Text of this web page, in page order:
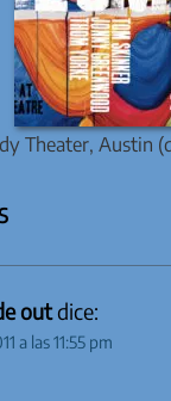
Theater, Austin
outdice:
a las 11:55 pm